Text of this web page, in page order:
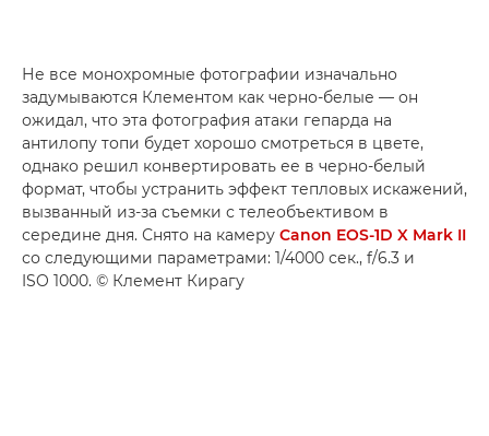
Не все монохромные фотографии изначально
задумываются Клементом как черно-белые — он
ожидал, что эта фотография атаки гепарда на
антилопу топи будет хорошо смотреться в цвете,
однако решил конвертировать ее в черно-белый
формат, чтобы устранить эффект тепловых искажений,
вызванный из-за съемки с телеобъективом в
середине дня. Снято на камеру Canon EOS-1D X Mark II
со следующими параметрами: 1/4000 сек., f/6.3 и
ISO 1000. © Клемент Кирагу